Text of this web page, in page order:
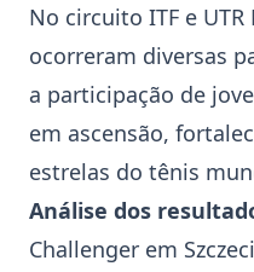
No circuito ITF e
ocorreram diversas
a participação de
em ascensão,
estrelas do tênis
Análise dos
Challenger em